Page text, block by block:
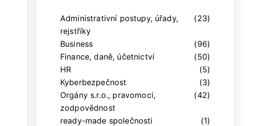
Administrativní postupy, úřady,
rejstříky
(23)
Business
(96)
Finance, daně, účetnictví
(50)
HR
(5)
Kyberbezpečnost
(3)
Orgány s.r.o., pravomoci,
zodpovědnost
(42)
ready-made společnosti
(1)